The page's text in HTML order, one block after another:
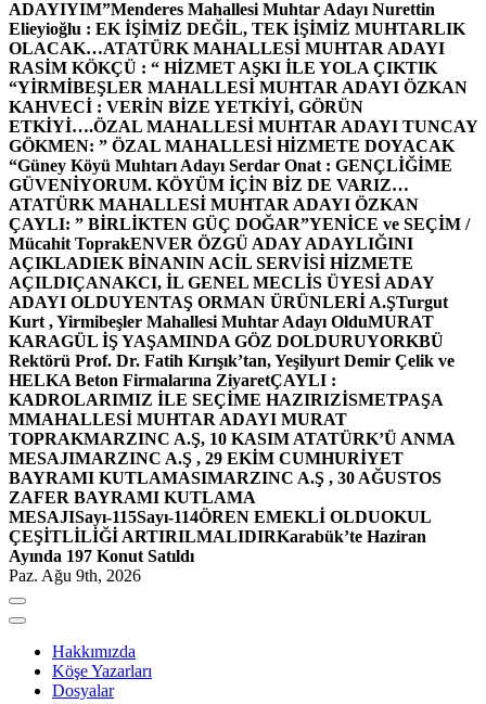
ADAYIYIM”Menderes Mahallesi Muhtar Adayı Nurettin
Elieyioğlu : EK İŞİMİZ DEĞİL, TEK İŞİMİZ MUHTARLIK
OLACAK…ATATÜRK MAHALLESİ MUHTAR ADAYI
RASİM KÖKÇÜ : “ HİZMET AŞKI İLE YOLA ÇIKTIK
“YİRMİBEŞLER MAHALLESİ MUHTAR ADAYI ÖZKAN
KAHVECİ : VERİN BİZE YETKİYİ, GÖRÜN
ETKİYİ….ÖZAL MAHALLESİ MUHTAR ADAYI TUNCAY
GÖKMEN: ” ÖZAL MAHALLESİ HİZMETE DOYACAK
“Güney Köyü Muhtarı Adayı Serdar Onat : GENÇLİĞİME
GÜVENİYORUM. KÖYÜM İÇİN BİZ DE VARIZ…
ATATÜRK MAHALLESİ MUHTAR ADAYI ÖZKAN
ÇAYLI: ” BİRLİKTEN GÜÇ DOĞAR”YENİCE ve SEÇİM /
Mücahit ToprakENVER ÖZGÜ ADAY ADAYLIĞINI
AÇIKLADIEK BİNANIN ACİL SERVİSİ HİZMETE
AÇILDIÇANAKCI, İL GENEL MECLİS ÜYESİ ADAY
ADAYI OLDUYENTAŞ ORMAN ÜRÜNLERİ A.ŞTurgut
Kurt , Yirmibeşler Mahallesi Muhtar Adayı OlduMURAT
KARAGÜL İŞ YAŞAMINDA GÖZ DOLDURUYORKBÜ
Rektörü Prof. Dr. Fatih Kırışık’tan, Yeşilyurt Demir Çelik ve
HELKA Beton Firmalarına ZiyaretÇAYLI :
KADROLARIMIZ İLE SEÇİME HAZIRIZİSMETPAŞA
MMAHALLESİ MUHTAR ADAYI MURAT
TOPRAKMARZINC A.Ş, 10 KASIM ATATÜRK’Ü ANMA
MESAJIMARZINC A.Ş , 29 EKİM CUMHURİYET
BAYRAMI KUTLAMASIMARZINC A.Ş , 30 AĞUSTOS
ZAFER BAYRAMI KUTLAMA
MESAJISayı-115Sayı-114ÖREN EMEKLİ OLDUOKUL
ÇEŞİTLİLİĞİ ARTIRILMALIDIRKarabük’te Haziran
Ayında 197 Konut Satıldı
Paz. Ağu 9th, 2026
Hakkımızda
Köşe Yazarları
Dosyalar